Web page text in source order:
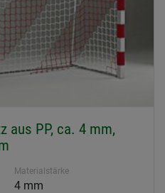
aus PP, ca. 4 mm,
Materialstärke
4 mm